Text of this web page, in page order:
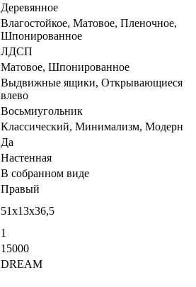
Деревянное
Влагостойкое, Матовое, Пленочное,
Шпонированное
ЛДСП
Матовое, Шпонированное
Выдвижные ящики, Открывающиеся
влево
Восьмиугольник
Классический, Минимализм, Модерн
Да
Настенная
В собранном виде
Правый
51х13х36,5
1
15000
DREAM